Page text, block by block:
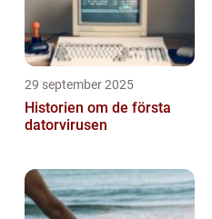
29 september 2025
Historien om de första
datorvirusen